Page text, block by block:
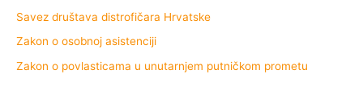
Savez društava distrofičara Hrvatske
Zakon o osobnoj asistenciji
Zakon o povlasticama u unutarnjem putničkom prometu